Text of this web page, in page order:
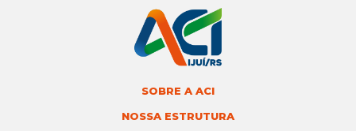
SOBRE A ACI
NOSSA ESTRUTURA